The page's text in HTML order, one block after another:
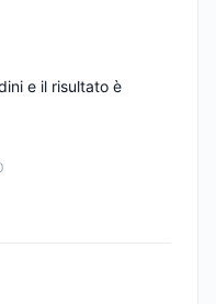
e il risultato è